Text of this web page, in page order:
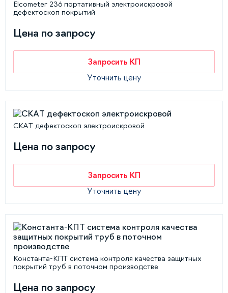
Elcometer 236 портативный электроискровой
дефектоскоп покрытий
Цена по запросу
Запросить КП
Уточнить цену
СКАТ дефектоскоп электроискровой
Цена по запросу
Запросить КП
Уточнить цену
Константа-КПТ система контроля качества защитных
покрытий труб в поточном производстве
Цена по запросу